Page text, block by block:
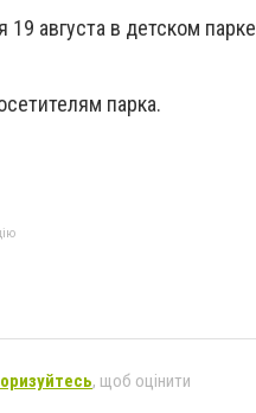
августа в детском парке
парка.
, щоб оцінити